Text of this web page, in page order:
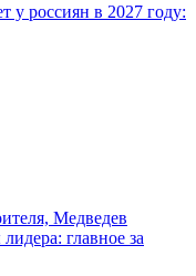
у россиян в 2027 году:
Медведев
главное за